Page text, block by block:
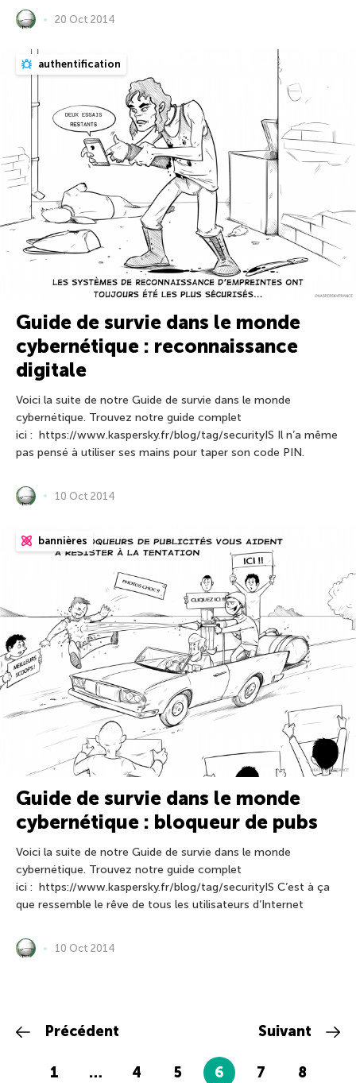
20 Oct 2014
authentification
Guide de survie dans le monde
cybernétique : reconnaissance
digitale
Voici la suite de notre Guide de survie dans le monde
cybernétique. Trouvez notre guide complet
ici : https://www.kaspersky.fr/blog/tag/securityIS Il n’a même
pas pensé à utiliser ses mains pour taper son code PIN.
10 Oct 2014
bannières
Guide de survie dans le monde
cybernétique : bloqueur de pubs
Voici la suite de notre Guide de survie dans le monde
cybernétique. Trouvez notre guide complet
ici : https://www.kaspersky.fr/blog/tag/securityIS C’est à ça
que ressemble le rêve de tous les utilisateurs d’Internet
10 Oct 2014
Précédent
1 … 4 5 6 7
8
Suivant